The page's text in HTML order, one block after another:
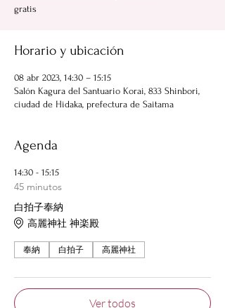
gratis
Horario y ubicación
08 abr 2023, 14:30 – 15:15
Salón Kagura del Santuario Korai, 833 Shinbori,
ciudad de Hidaka, prefectura de Saitama
Agenda
14:30 - 15:15
45 minutos
白拍子奉納
高麗神社 神楽殿
奉納 白拍子 高麗神社
Ver todos